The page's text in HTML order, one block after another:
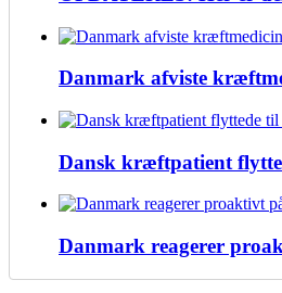
Danmark afviste
Dansk kræftpatient
Danmark reagerer